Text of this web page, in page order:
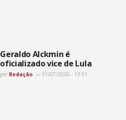
Geraldo Alckmin é
oficializado vice de Lula
por Redação 31/07/2026 - 13:51